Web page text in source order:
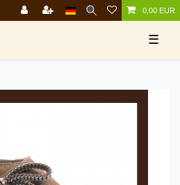
0,00 EUR
☰